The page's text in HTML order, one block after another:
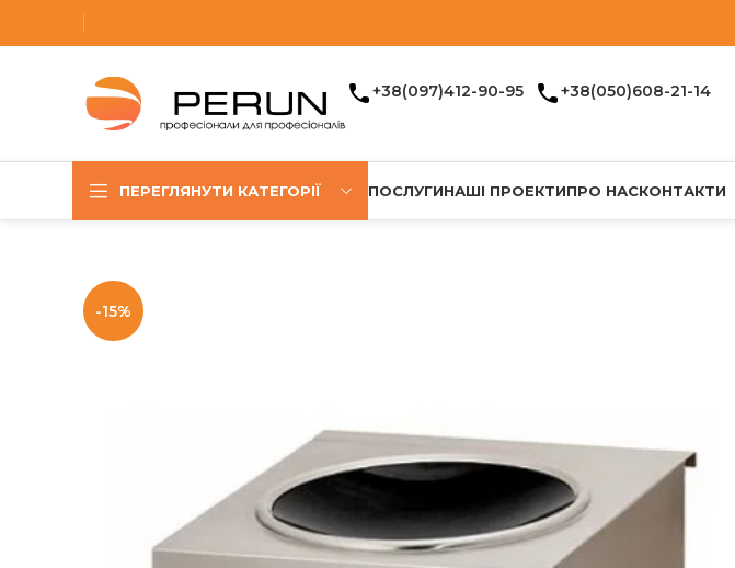
+38(097)412-90-95 +38(050)608-21-14
ПЕРЕГЛЯНУТИ КАТЕГОРІЇ ПОСЛУГИНАШІ ПРОЕКТИПРО НАСКОНТАКТИ
-15%